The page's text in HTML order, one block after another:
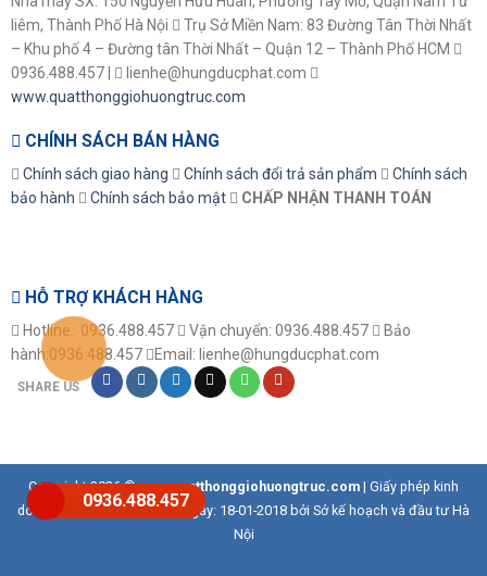
liêm, Thành Phố Hà Nội
Trụ Sở Miền Nam: 83 Đường Tân Thời Nhất
– Khu phố 4 – Đường tân Thời Nhất – Quận 12 – Thành Phố HCM
0936.488.457 |
lienhe@hungducphat.com
www.quatthonggiohuongtruc.com
CHÍNH SÁCH BÁN HÀNG
Chính sách giao hàng Chính sách đổi trả sản phẩm
Chính sách
bảo hành
Chính sách bảo mật CHẤP NHẬN THANH TOÁN
HỖ TRỢ KHÁCH HÀNG
Hotline: 0936.488.457 Vận chuyển: 0936.488.457
Bảo
hành:0936.488.457
Email: lienhe@hungducphat.com
0936.488.457
SHARE US
Copyright 2026 ©www.quatthonggiohuongtruc.com | Giấy phép kinh
doanh số:0108139254 cấp ngày: 18-01-2018 bởi Sở kế hoạch và đầu tư Hà
Nội